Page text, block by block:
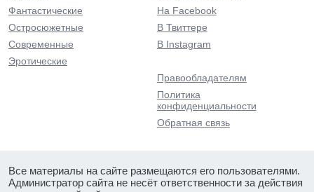
Фантастические
Остросюжетные
Современные
Эротические
На Facebook
В Твиттере
В Instagram
Правообладателям
Политика
конфиденциальности
Обратная связь
Все материалы на сайте размещаются его пользователями.
Администратор сайта не несёт ответственности за действия